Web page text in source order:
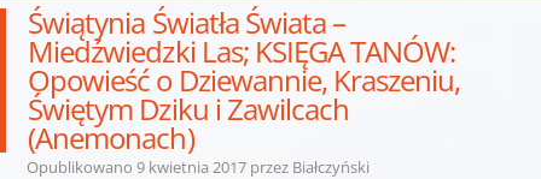
Świątynia Światła Świata –
Miedźwiedzki Las; KSIĘGA TANÓW:
Opowieść o Dziewannie, Kraszeniu,
Świętym Dziku i Zawilcach
(Anemonach)
Opublikowano 9 kwietnia 2017przez Białczyński